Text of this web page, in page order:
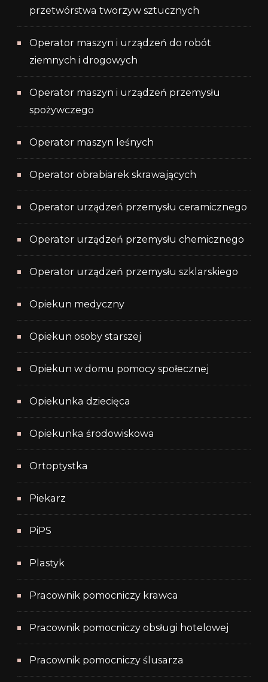
przetwórstwa tworzyw sztucznych
Operator maszyn i urządzeń do robót
ziemnych i drogowych
Operator maszyn i urządzeń przemysłu
spożywczego
Operator maszyn leśnych
Operator obrabiarek skrawających
Operator urządzeń przemysłu ceramicznego
Operator urządzeń przemysłu chemicznego
Operator urządzeń przemysłu szklarskiego
Opiekun medyczny
Opiekun osoby starszej
Opiekun w domu pomocy społecznej
Opiekunka dziecięca
Opiekunka środowiskowa
Ortoptystka
Piekarz
PiPS
Plastyk
Pracownik pomocniczy krawca
Pracownik pomocniczy obsługi hotelowej
Pracownik pomocniczy ślusarza